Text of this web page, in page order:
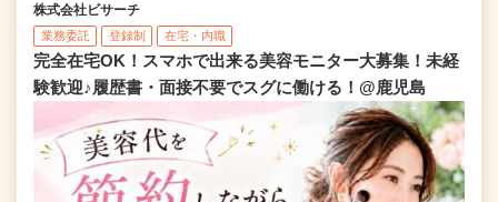
株式会社ビサーチ
業務委託 登録制 在宅・内職
完全在宅OK！スマホで出来る美容モニター大募集！未経
験歓迎♪履歴書・面接不要でスグに働ける！@鹿児島